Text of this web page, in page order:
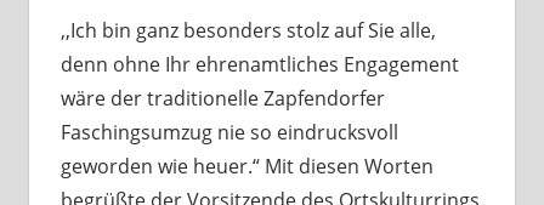
,,Ich bin ganz besonders stolz auf Sie alle,
denn ohne Ihr ehrenamtliches Engagement
wäre der traditionelle Zapfendorfer
Faschingsumzug nie so eindrucksvoll
geworden wie heuer.“ Mit diesen Worten